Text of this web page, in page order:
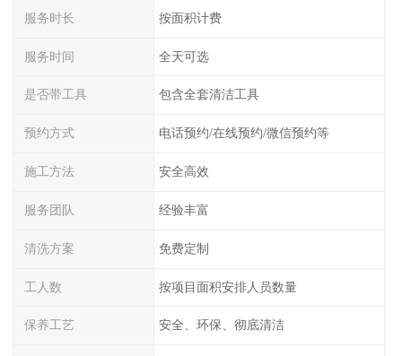
服务时长 按面积计费
服务时间 全天可选
是否带工具 包含全套清洁工具
预约方式 电话预约/在线预约/微信预约等
施工方法 安全高效
服务团队 经验丰富
清洗方案 免费定制
工人数 按项目面积安排人员数量
保养工艺 安全、环保、彻底清洁